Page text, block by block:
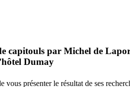
capitouls par Michel de
Dumay
vous présenter le résultat de ses